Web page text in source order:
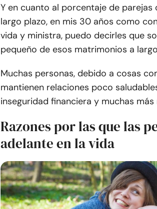
Y en cuanto al porcentaje de parejas
largo plazo, en mis 30 años como
vida y ministra, puedo decirles que
pequeño de esos matrimonios a
Muchas personas, debido a cosas
mantienen relaciones poco
inseguridad financiera y muchas más
Razones por las que las
adelante en la vida